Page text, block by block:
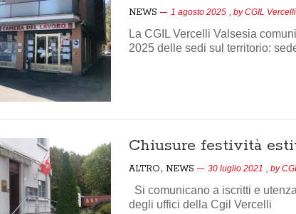
NEWS 1 agosto 2025 , byCGIL
La CGIL Vercelli Valsesia
2025 delle sedi sul territorio:
Chiusure festività
ALTRO, NEWS 30 luglio 2021 , by
Si comunicano a iscritti e
degli uffici della Cgil Vercelli